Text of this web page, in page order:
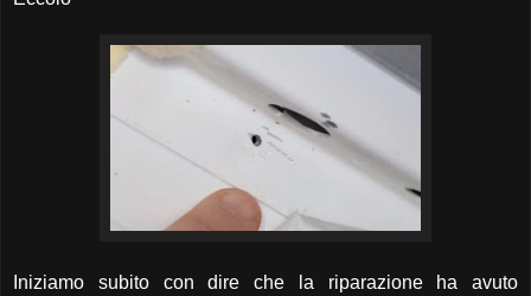
Iniziamo subito con dire che la riparazione ha avuto